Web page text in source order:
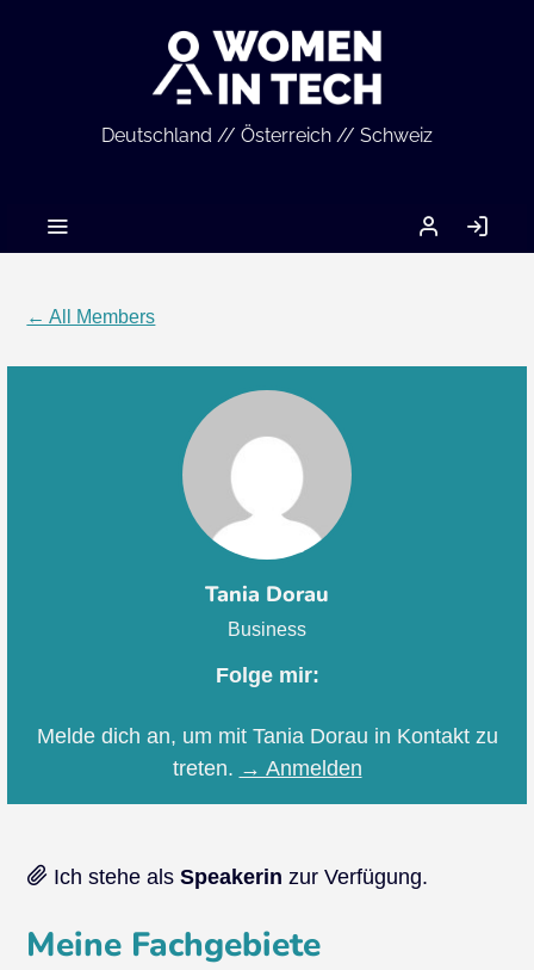
Deutschland // Österreich // Schweiz
MEIN
ACCOUNT
IN
← All Members
Tania Dorau
Business
Folge mir:
Melde dich an, um mit Tania Dorau in Kontakt zu
treten. → Anmelden
Ich stehe alsSpeakerin zur Verfügung.
Meine Fachgebiete